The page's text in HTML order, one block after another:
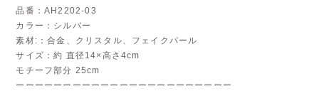
品番：AH2202-03
カラー：シルバー
素材:：合金、クリスタル、フェイクパール
サイズ：約 直径14×高さ4cm
モチーフ部分 25cm
ーーーーーーーーーーーーーーーーーーーーーーー